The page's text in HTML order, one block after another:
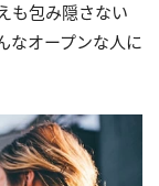
も包み隠さない
なオープンな人に